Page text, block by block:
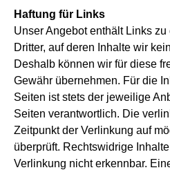
Haftung für Links
Unser Angebot enthält Links
Dritter, auf deren Inhalte wir
Deshalb können wir für diese
Gewähr übernehmen. Für die
Seiten ist stets der jeweilige
Seiten verantwortlich. Die
Zeitpunkt der Verlinkung auf
überprüft. Rechtswidrige
Verlinkung nicht erkennbar.